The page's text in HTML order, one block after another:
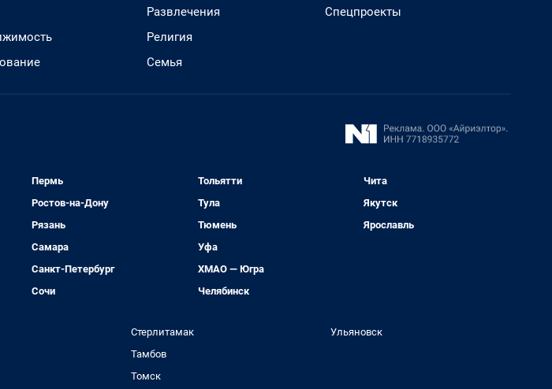
Развлечения
Религия
Семья
Спецпроекты
Пермь
Ростов-на-Дону
Рязань
Самара
Санкт-Петербург
Сочи
Тольятти
Тула
Тюмень
Уфа
ХМАО — Югра
Челябинск
Чита
Якутск
Ярославль
Стерлитамак
Тамбов
Томск
Ульяновск